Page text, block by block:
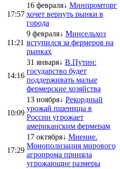
17:57
16 февраля↓ Минпромторг
хочет вернуть рынки в
города
11:21
9 февраля↓ Минсельхоз
вступился за фермеров на
рынках
14:16
31 января↓ В.Путин:
государство будет
поддерживать малые
фермерские хозяйства
10:09
13 ноября↓ Рекордный
урожай пшеницы в
России угрожает
американским фермерам
17:29
17 октября↓ Мнение.
Монополизация мирового
агропрома приняла
угрожающие размеры